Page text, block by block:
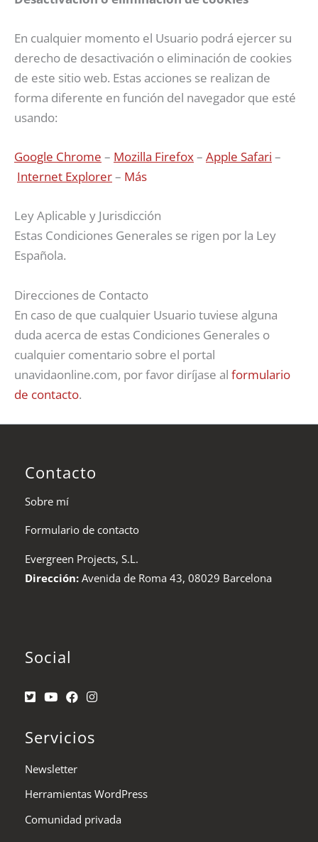
En cualquier momento el Usuario podrá ejercer su
derecho de desactivación o eliminación de cookies
de este sitio web. Estas acciones se realizan de
forma diferente en función del navegador que esté
usando:
Google Chrome – Mozilla Firefox– Apple Safari –
Internet Explorer– Más
Ley Aplicable y Jurisdicción
Estas Condiciones Generales se rigen por la Ley
Española.
Direcciones de Contacto
En caso de que cualquier Usuario tuviese alguna
duda acerca de estas Condiciones Generales o
cualquier comentario sobre el portal
unavidaonline.com, por favor diríjase al formulario
de contacto.
Contacto
Sobre mí
Formulario de contacto
Evergreen Projects, S.L.
Dirección: Avenida de Roma 43, 08029 Barcelona
Social
Servicios
Newsletter
Herramientas WordPress
Comunidad privada